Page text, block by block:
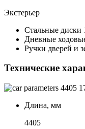
Экстерьер
Стальные диски
Дневные
Ручки дверей и
Технические
4405
Длина, мм
4405